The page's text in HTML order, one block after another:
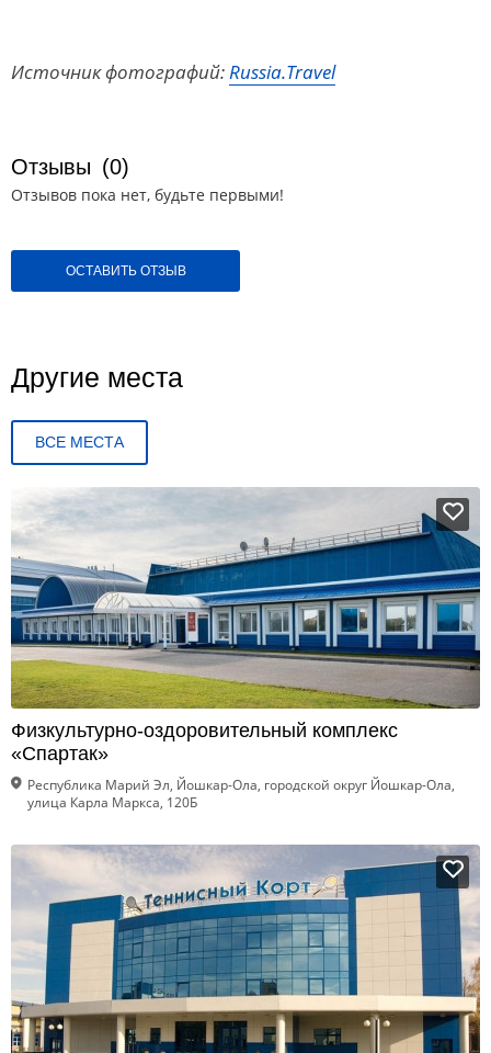
Источник фотографий:Russia.Travel
Отзывы (0)
Отзывов пока нет, будьте первыми!
ОСТАВИТЬ ОТЗЫВ
Другие места
ВСЕ МЕСТА
Физкультурно-оздоровительный комплекс
«Спартак»
Республика Марий Эл, Йошкар-Ола, городской округ Йошкар-Ола,
улица Карла Маркса, 120Б